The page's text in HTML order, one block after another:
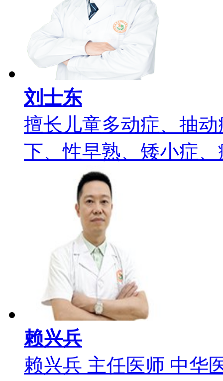
刘士东
擅长儿童多动症、抽
下、性早熟、矮小症、
赖兴兵
赖兴兵 主任医师 中华